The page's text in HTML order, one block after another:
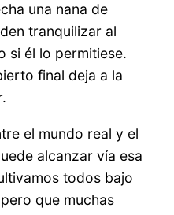
una nana de
tranquilizar al
si él lo permitiese.
final deja a la
el mundo real y el
alcanzar vía esa
todos bajo
que muchas